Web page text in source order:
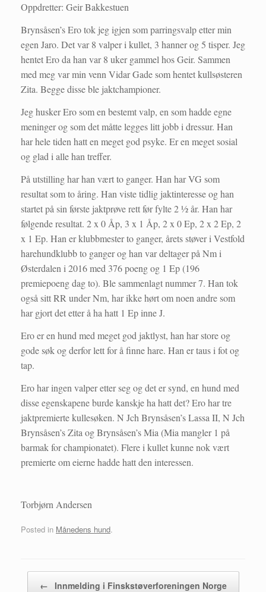
Oppdretter: Geir Bakkestuen
Brynsåsen’s Ero tok jeg igjen som parringsvalp etter min
egen Jaro. Det var 8 valper i kullet, 3 hanner og 5 tisper. Jeg
hentet Ero da han var 8 uker gammel hos Geir. Sammen
med meg var min venn Vidar Gade som hentet kullsøsteren
Zita. Begge disse ble jaktchampioner.
Jeg husker Ero som en bestemt valp, en som hadde egne
meninger og som det måtte legges litt jobb i dressur. Han
har hele tiden hatt en meget god psyke. Er en meget sosial
og glad i alle han treffer.
På utstilling har han vært to ganger. Han har VG som
resultat som to åring. Han viste tidlig jaktinteresse og han
startet på sin første jaktprøve rett før fylte 2 ½ år. Han har
følgende resultat. 2 x 0 Åp, 3 x 1 Åp, 2 x 0 Ep, 2 x 2 Ep, 2
x 1 Ep. Han er klubbmester to ganger, årets støver i Vestfold
harehundklubb to ganger og han var deltager på Nm i
Østerdalen i 2016 med 376 poeng og 1 Ep (196
premiepoeng dag to). Ble sammenlagt nummer 7. Han tok
også sitt RR under Nm, har ikke hørt om noen andre som
har gjort det etter å ha hatt 1 Ep inne J.
Ero er en hund med meget god jaktlyst, han har store og
gode søk og derfor lett for å finne hare. Han er taus i fot og
tap.
Ero har ingen valper etter seg og det er synd, en hund med
disse egenskapene burde kanskje ha hatt det? Ero har tre
jaktpremierte kullesøken. N Jch Brynsåsen’s Lassa II, N Jch
Brynsåsen’s Zita og Brynsåsen’s Mia (Mia mangler 1 på
barmak for championatet). Flere i kullet kunne nok vært
premierte om eierne hadde hatt den interessen.
Torbjørn Andersen
Posted in Månedens hund.
← Innmelding i Finskstøverforeningen Norge